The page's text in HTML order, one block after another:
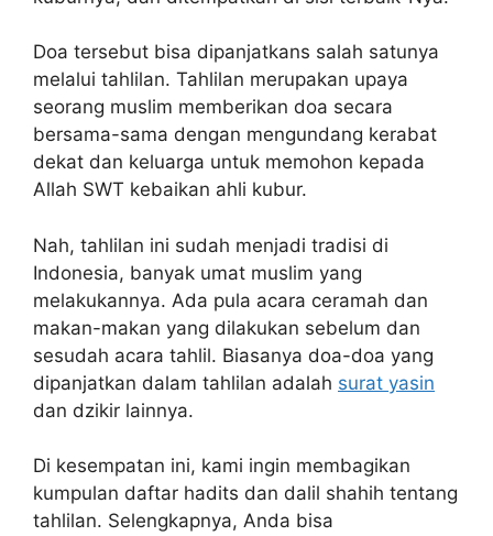
Doa tersebut bisa dipanjatkans salah satunya
melalui tahlilan. Tahlilan merupakan upaya
seorang muslim memberikan doa secara
bersama-sama dengan mengundang kerabat
dekat dan keluarga untuk memohon kepada
Allah SWT kebaikan ahli kubur.
Nah, tahlilan ini sudah menjadi tradisi di
Indonesia, banyak umat muslim yang
melakukannya. Ada pula acara ceramah dan
makan-makan yang dilakukan sebelum dan
sesudah acara tahlil. Biasanya doa-doa yang
dipanjatkan dalam tahlilan adalah surat yasin
dan dzikir lainnya.
Di kesempatan ini, kami ingin membagikan
kumpulan daftar hadits dan dalil shahih tentang
tahlilan. Selengkapnya, Anda bisa